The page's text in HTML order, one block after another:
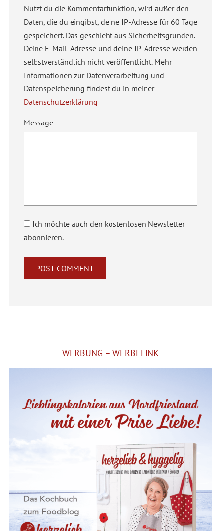
Nutzt du die Kommentarfunktion, wird außer den
Daten, die du eingibst, deine IP-Adresse für 60 Tage
gespeichert. Das geschieht aus Sicherheitsgründen.
Deine E-Mail-Adresse und deine IP-Adresse werden
selbstverständlich nicht veröffentlicht. Mehr
Informationen zur Datenverarbeitung und
Datenspeicherung findest du in meiner
Datenschutzerklärung
Message
Ich möchte auch den kostenlosen Newsletter
abonnieren.
WERBUNG – WERBELINK